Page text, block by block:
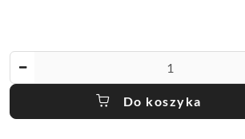
Do koszyka